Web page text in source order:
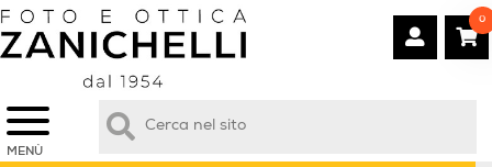
MENÙ
0